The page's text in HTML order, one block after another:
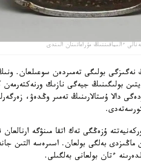
ءالىماقىننىڭ مۇراعاتىنان الىندى
نەگىزگى بولىگى تەمىردەن سوعىلعان.
دالا ۇستالارىنىڭ تەمىر وڭدەۋ،
ۇزەڭگى تەك اتقا مىنۋگە
ماڭىزدى بەلگى بولعان. اسىرەسە التىن
ءتان بولعانى بەلگىلى.